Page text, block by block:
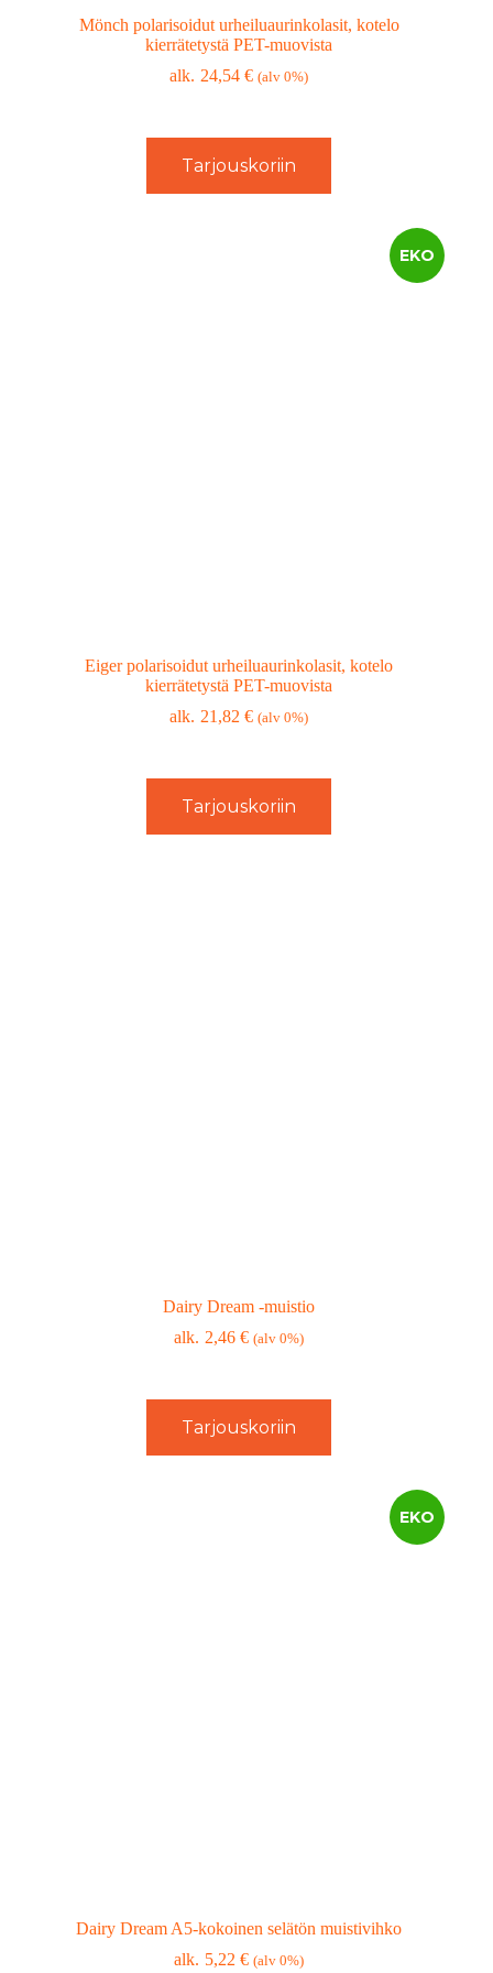
Mönch polarisoidut urheiluaurinkolasit, kotelo
kierrätetystä PET-muovista
24,54€ (alv 0%)
Tarjouskoriin
EKO
Eiger polarisoidut urheiluaurinkolasit, kotelo
kierrätetystä PET-muovista
21,82€ (alv 0%)
Tarjouskoriin
Dairy Dream -muistio
2,46€ (alv 0%)
Tarjouskoriin
EKO
Dairy Dream A5-kokoinen selätön muistivihko
5,22€ (alv 0%)